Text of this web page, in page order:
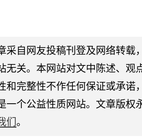
采自网友投稿刊登及网络转载
无关。本网站对文中陈述、观
和完整性不作任何保证或承诺
一个公益性质网站。文章版权
们 。